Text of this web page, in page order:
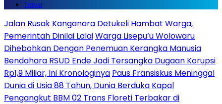
Travel
Jalan Rusak Kanganara Detukeli Hambat Warga,
Pemerintah Dinilai LalaiWarga Lisepu’u Wolowaru
Dihebohkan Dengan Penemuan Kerangka Manusia
Bendahara RSUD Ende Jadi Tersangka Dugaan Korupsi
Rp1,9 Miliar, Ini Kronologinya Paus Fransiskus Meninggal
Dunia di Usia 88 Tahun, Dunia Berduka Kapal
Pengangkut BBM 02 Trans Floreti Terbakar di